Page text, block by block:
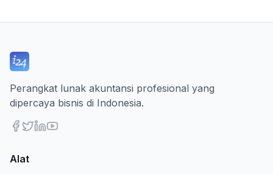
Perangkat lunak akuntansi profesional yang
dipercaya bisnis di Indonesia.
Alat